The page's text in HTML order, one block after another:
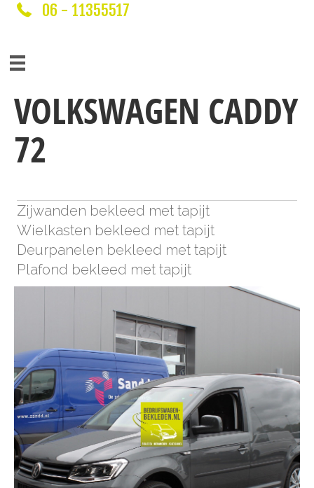
06 - 11355517
VOLKSWAGEN CADDY
72
Zijwanden bekleed met tapijt
Wielkasten bekleed met tapijt
Deurpanelen bekleed met tapijt
Plafond bekleed met tapijt